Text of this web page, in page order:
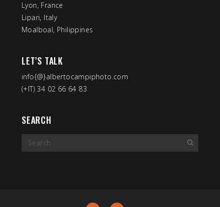
Lyon, France
Lipari, Italy
Moalboal, Philippines
LET’S TALK
info{@}albertocampiphoto.com
(+IT) 34 02 66 64 83
SEARCH